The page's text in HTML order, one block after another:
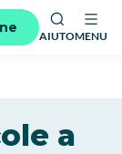
AIUTOMENU
a